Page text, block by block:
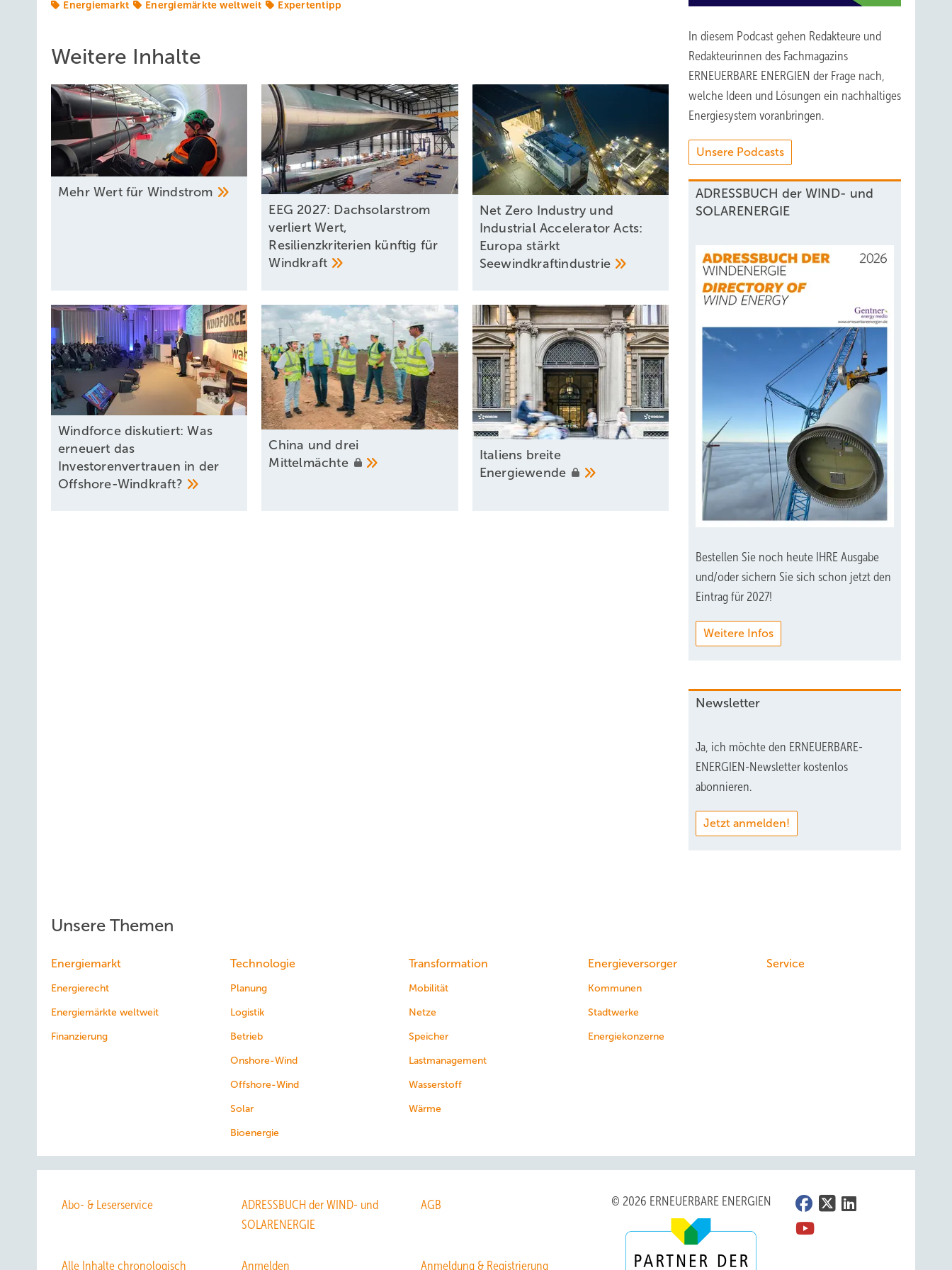
eingeschätzt werden. Das zeigt die 2018 von Microsoft in Auftrag gegebene Studie „The When & Why of STEM Gender Gap“. 22
Prozent der befragten jungen Frauen waren an einem MINT-Studium interessiert, auch wenn sie keine Vorbilder hatten. Konnten sie
Vorbilder benennen, waren es 44 Prozent. Mehr Frauen in Unternehmen der erneuerbaren Energien liefern die Vorbilder für die
nächste Generation, die – anders als manche vorgeben – sicher nicht die letzte sein wird.
Energiemarkt Energiemärkte weltweit Expertentipp
Weitere Inhalte
Mehr Wert für Windstrom
EEG 2027: Dachsolarstrom
verliert Wert,
Resilienzkriterien künftig für
Windkraft
Net Zero Industry und
Industrial Accelerator Acts:
Europa stärkt
Seewindkraftindustrie
Windforce diskutiert: Was
erneuert das
Investorenvertrauen in der
Offshore-Windkraft?
China und drei
Mittelmächte
Italiens breite
Energiewende
In diesem Podcast gehen Redakteure und
Redakteurinnen des Fachmagazins
ERNEUERBARE ENERGIEN der Frage nach,
welche Ideen und Lösungen ein nachhaltiges
Energiesystem voranbringen.
Unsere Podcasts
ADRESSBUCH der WIND- und
SOLARENERGIE
Bestellen Sie noch heute IHRE Ausgabe
und/oder sichern Sie sich schon jetzt den
Eintrag für 2027!
Weitere Infos
Newsletter
Ja, ich möchte den ERNEUERBARE-
ENERGIEN-Newsletter kostenlos
abonnieren.
Jetzt anmelden!
Unsere Themen
Energiemarkt
Energierecht
Energiemärkte weltweit
Finanzierung
Technologie
Planung
Logistik
Betrieb
Onshore-Wind
Offshore-Wind
Solar
Bioenergie
Transformation
Mobilität
Netze
Speicher
Lastmanagement
Wasserstoff
Wärme
Energieversorger
Kommunen
Stadtwerke
Energiekonzerne
Service
Abo- & Leserservice
ADRESSBUCH der WIND- und
SOLARENERGIE
AGB
Alle Inhalte chronologisch Anmelden Anmeldung & Registrierung
© 2026 ERNEUERBARE ENERGIEN